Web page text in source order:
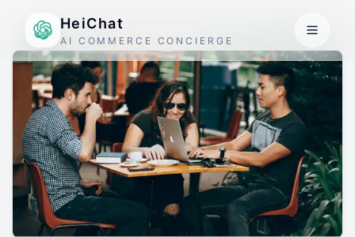
HeiChat
AI COMMERCE CONCIERGE